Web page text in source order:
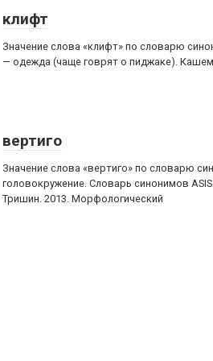
клифт
Значение слова «клифт» по словарю
— одежда (чаще говрят о пиджаке).
вертиго
Значение слова «вертиго» по словарю
головокружение. Словарь синонимов
Тришин. 2013. Морфологический